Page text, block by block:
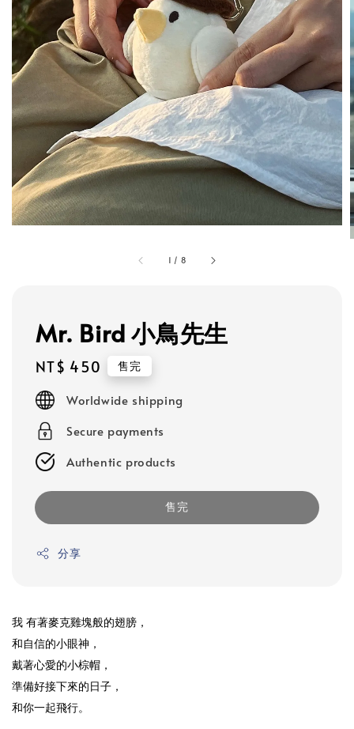
1 / 8
Mr. Bird 小鳥先生
Regular
price
NT$ 450 售完
Worldwide shipping
Secure payments
Authentic products
售完
分享
我 有著麥克雞塊般的翅膀，
和自信的小眼神，
戴著心愛的小棕帽，
準備好接下來的日子，
和你一起飛行。